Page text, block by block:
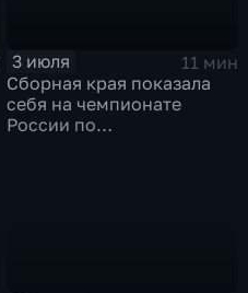
3 июля
11 мин
Сборная края показала
себя на чемпионате
России по